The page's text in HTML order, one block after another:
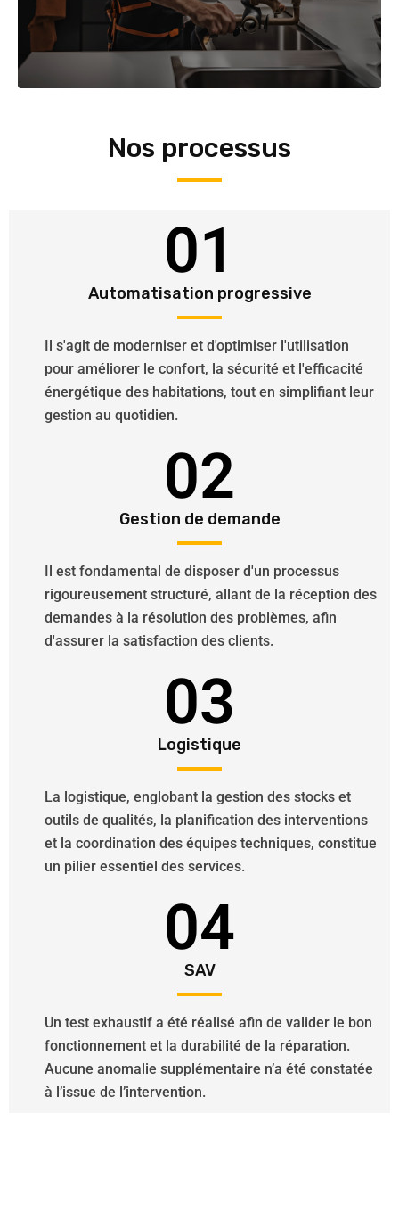
Nos processus
01
Automatisation progressive
Il s'agit de moderniser et d'optimiser l'utilisation
pour améliorer le confort, la sécurité et l'efficacité
énergétique des habitations, tout en simplifiant leur
gestion au quotidien.
02
Gestion de demande
Il est fondamental de disposer d'un processus
rigoureusement structuré, allant de la réception des
demandes à la résolution des problèmes, afin
d'assurer la satisfaction des clients.
03
Logistique
La logistique, englobant la gestion des stocks et
outils de qualités, la planification des interventions
et la coordination des équipes techniques, constitue
un pilier essentiel des services.
04
SAV
Un test exhaustif a été réalisé afin de valider le bon
fonctionnement et la durabilité de la réparation.
Aucune anomalie supplémentaire n’a été constatée
à l’issue de l’intervention.